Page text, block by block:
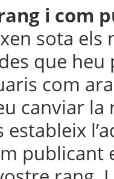
i com
sota
que
com
canviar
publicant